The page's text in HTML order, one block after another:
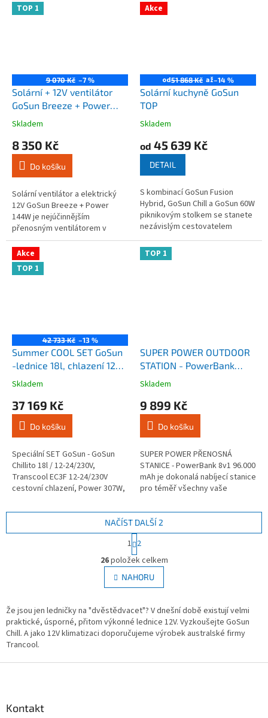
TOP 1
9 070 Kč –7 %
Solární + 12V ventilátor
GoSun Breeze + Power
144W TOP
Průměrné
produktu
4,7
5
hvězdiček.
Skladem
8 350 Kč
Do košíku
Solární ventilátor a elektrický
12V GoSun Breeze + Power
144W je nejúčinnějším
přenosným ventilátorem v
oboru, funguje jen na solární
panel, navíc je super tichý,...
Akce
od51 868 Kč až–14 %
Solární kuchyně GoSun
TOP
Průměrné
produktu
5
hvězdiček.
Skladem
od 45 639 Kč
DETAIL
S kombinací GoSun Fusion
Hybrid, GoSun Chill a GoSun 60W
piknikovým stolkem se stanete
nezávislým cestovatelem
budoucnosti. For EU customers -
contact us here to order...
Akce
TOP 1
42 733 Kč –13 %
Summer COOL SET GoSun
-lednice 18l, chlazení 12V,
Power 307W, solar clona
Průměrné
produktu
5,0
5
hvězdiček.
Skladem
37 169 Kč
Do košíku
Speciální SET GoSun - GoSun
Chillito 18l / 12-24/230V,
Transcool EC3F 12-24/230V
cestovní chlazení, Power 307W,
clona 60W za okno vozu
TOP 1
SUPER POWER OUTDOOR
STATION - PowerBank
307.2 Wh / 96.000 mAh -
Průměrné
produktu
4,2
5
hvězdiček.
Skladem
9 899 Kč
Do košíku
SUPER POWER PŘENOSNÁ
STANICE - PowerBank 8v1 96.000
mAh je dokonalá nabíjecí stanice
pro téměř všechny vaše
kapacitou 307.2 Wh je
dostatečně...
O
v
l
á
a
c
í
NAČÍST DALŠÍ 2
S
t
r
á
n
k
v
á
n
í
1 2
26položek celkem
NAHORU
Že jsou jen ledničky na "dvěstědvacet"? V dnešní době existují velmi
praktické, úsporné, přitom výkonné lednice 12V. Vyzkoušejte GoSun
Chill. A jako 12V klimatizaci doporučujeme výrobek australské firmy
Trancool.
Kontakt